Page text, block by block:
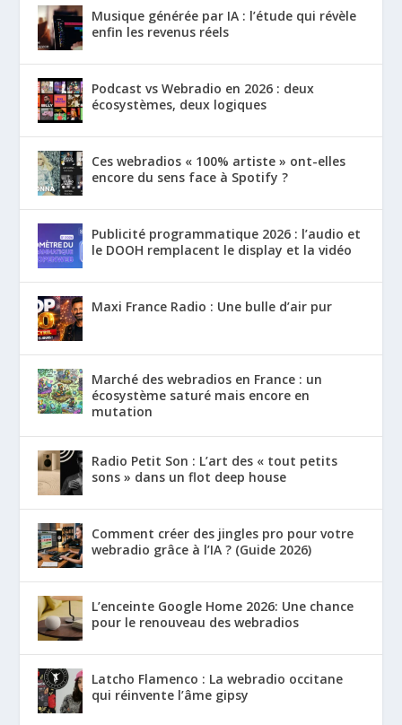
Musique générée par IA : l’étude qui révèle
enfin les revenus réels
Podcast vs Webradio en 2026 : deux
écosystèmes, deux logiques
Ces webradios « 100% artiste » ont-elles
encore du sens face à Spotify ?
Publicité programmatique 2026 : l’audio et
le DOOH remplacent le display et la vidéo
Maxi France Radio : Une bulle d’air pur
Marché des webradios en France : un
écosystème saturé mais encore en
mutation
Radio Petit Son : L’art des « tout petits
sons » dans un flot deep house
Comment créer des jingles pro pour votre
webradio grâce à l’IA ? (Guide 2026)
L’enceinte Google Home 2026: Une chance
pour le renouveau des webradios
Latcho Flamenco : La webradio occitane
qui réinvente l’âme gipsy